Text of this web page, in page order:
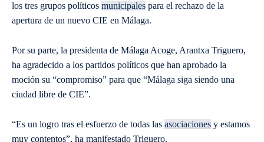
los tres grupos políticos municipales para el rechazo de la
apertura de un nuevo CIE en Málaga.
Por su parte, la presidenta de Málaga Acoge, Arantxa Triguero,
ha agradecido a los partidos políticos que han aprobado la
moción su “compromiso” para que “Málaga siga siendo una
ciudad libre de CIE”.
“Es un logro tras el esfuerzo de todas las asociaciones y estamos
muy contentos”, ha manifestado Triguero.